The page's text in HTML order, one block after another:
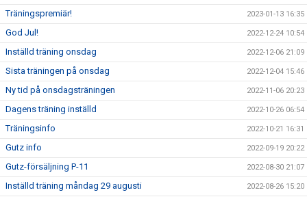
Träningspremiär! 2023-01-13 16:35
God Jul! 2022-12-24 10:54
Inställd träning onsdag 2022-12-06 21:09
Sista träningen på onsdag 2022-12-04 15:46
Ny tid på onsdagsträningen 2022-11-06 20:23
Dagens träning inställd 2022-10-26 06:54
Träningsinfo 2022-10-21 16:31
Gutz info 2022-09-19 20:22
Gutz-försäljning P-11 2022-08-30 21:07
Inställd träning måndag 29 augusti 2022-08-26 15:20